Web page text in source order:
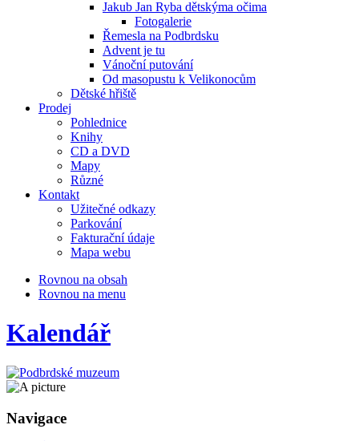
Jakub Jan Ryba dětskýma očima
Fotogalerie
Řemesla na Podbrdsku
Advent je tu
Vánoční putování
Od masopustu k Velikonocům
Dětské hřiště
Prodej
Pohlednice
Knihy
CD a DVD
Mapy
Různé
Kontakt
Užitečné odkazy
Parkování
Fakturační údaje
Mapa webu
Rovnou na obsah
Rovnou na menu
Kalendář
Navigace